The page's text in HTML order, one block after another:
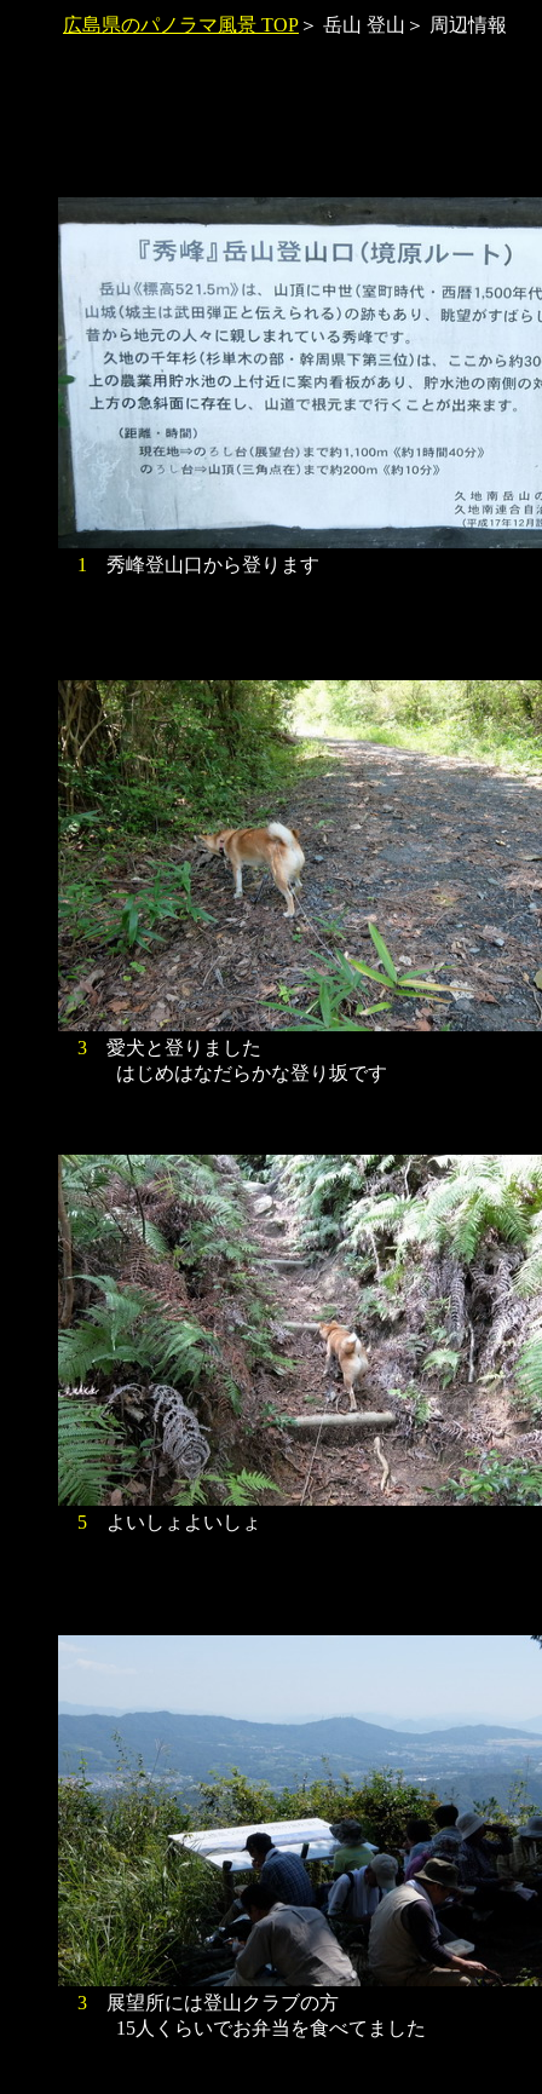
広島県のパノラマ風景 TOP ＞ 岳山 登山＞ 周辺情報
1 秀峰登山口から登ります
3 愛犬と登りました
はじめはなだらかな登り坂です
5 よいしょよいしょ
3 展望所には登山クラブの方
15人くらいでお弁当を食べてました